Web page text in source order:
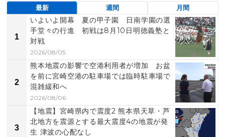
最新 週間 月間
1
いよいよ開幕 夏の甲子園 日南学園の選
手堂々の行進 初戦は8月10日明徳義塾と
対戦
2026/08/05
2
熊本地震の影響で空港利用者が増加 お盆
を前に宮崎空港の駐車場では臨時駐車場で
混雑緩和へ
2026/08/06
3
【地震】宮崎県内で震度2 熊本県天草・芦
北地方を震源とする最大震度4の地震が発
生 津波の心配なし